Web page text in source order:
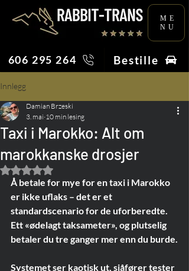
ME
NU
606 295 264 Bestille
Innlegg
Taxi i Marokko: Alt om
marokkanske drosjer
Damian Brzeski
3. mai 10 min lesing
Gitt NaN av 5 stjerner.
Å betale for mye for en taxi i Marokko
er ikke uflaks – det er et
standardscenario for de uforberedte.
Ett «ødelagt taksameter», og plutselig
betaler du tre ganger mer enn du burde.
Systemet ser kaotisk ut, sjåfører tester